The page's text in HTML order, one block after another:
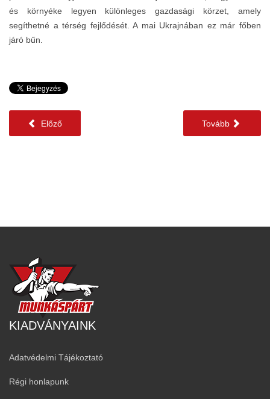
és környéke legyen különleges gazdasági körzet, amely
segíthetné a térség fejlődését. A mai Ukrajnában ez már főben
járó bűn.
Előző Tovább
KIADVÁNYAINK
Adatvédelmi Tájékoztató
Régi honlapunk